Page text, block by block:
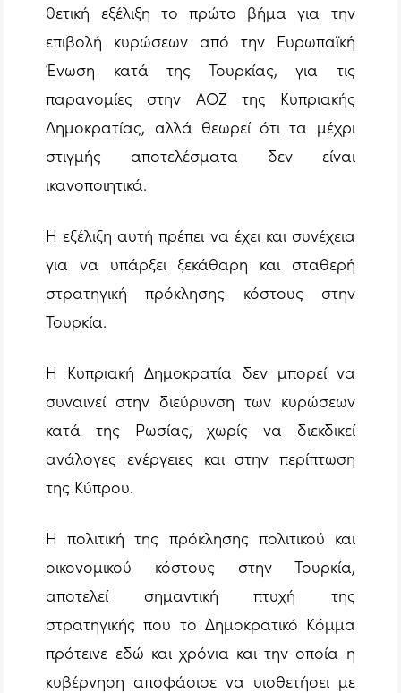
θετική εξέλιξη το πρώτο βήμα για την
επιβολή κυρώσεων από την Ευρωπαϊκή
Ένωση κατά της Τουρκίας, για τις
παρανομίες στην ΑΟΖ της Κυπριακής
Δημοκρατίας, αλλά θεωρεί ότι τα μέχρι
στιγμής αποτελέσματα δεν είναι
ικανοποιητικά.
Η εξέλιξη αυτή πρέπει να έχει και συνέχεια
για να υπάρξει ξεκάθαρη και σταθερή
στρατηγική πρόκλησης κόστους στην
Τουρκία.
Η Κυπριακή Δημοκρατία δεν μπορεί να
συναινεί στην διεύρυνση των κυρώσεων
κατά της Ρωσίας, χωρίς να διεκδικεί
ανάλογες ενέργειες και στην περίπτωση
της Κύπρου.
Η πολιτική της πρόκλησης πολιτικού και
οικονομικού κόστους στην Τουρκία,
αποτελεί σημαντική πτυχή της
στρατηγικής που το Δημοκρατικό Κόμμα
πρότεινε εδώ και χρόνια και την οποία η
κυβέρνηση αποφάσισε να υιοθετήσει με